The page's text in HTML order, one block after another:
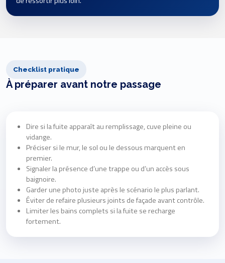
Checklist pratique
À préparer avant notre passage
Dire si la fuite apparaît au remplissage, cuve pleine ou
vidange.
Préciser si le mur, le sol ou le dessous marquent en
premier.
Signaler la présence d’une trappe ou d’un accès sous
baignoire.
Garder une photo juste après le scénario le plus parlant.
Éviter de refaire plusieurs joints de façade avant contrôle.
Limiter les bains complets si la fuite se recharge
fortement.